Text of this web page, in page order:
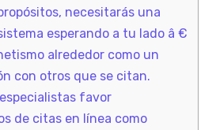
necesitarás una
esperando a tu lado â €
alrededor como un
con otros que se citan.
favor
de citas en línea como